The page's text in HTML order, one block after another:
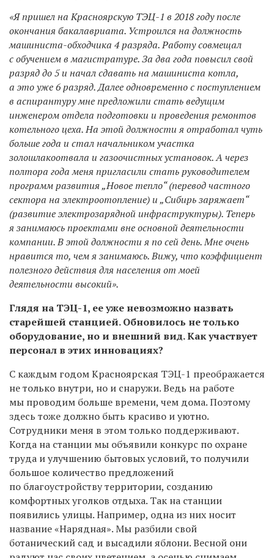
«Я пришел на Красноярскую ТЭЦ-1 в 2018 году после
окончания бакалавриата. Устроился на должность
машиниста-обходчика 4 разряда. Работу совмещал
с обучением в магистратуре. За два года повысил свой
разряд до 5 и начал сдавать на машиниста котла,
а это уже 6 разряд. Далее одновременно с поступлением
в аспирантуру мне предложили стать ведущим
инженером отдела подготовки и проведения ремонтов
котельного цеха. На этой должности я отработал чуть
больше года и стал начальником участка
золошлакоотвала и газоочистных установок. А через
полтора года меня пригласили стать руководителем
программ развития „Новое тепло“ (перевод частного
сектора на электроотопление) и „Сибирь заряжает“
(развитие электрозарядной инфраструктуры). Теперь
я занимаюсь проектами вне основной деятельности
компании. В этой должности я по сей день. Мне очень
нравится то, чем я занимаюсь. Вижу, что коэффициент
полезного действия для населения от моей
деятельности высокий».
Глядя на ТЭЦ-1, ее уже невозможно назвать
старейшей станцией. Обновилось не только
оборудование, но и внешний вид. Как участвует
персонал в этих инновациях?
С каждым годом Красноярская ТЭЦ-1 преображается
не только внутри, но и снаружи. Ведь на работе
мы проводим больше времени, чем дома. Поэтому
здесь тоже должно быть красиво и уютно.
Сотрудники меня в этом только поддерживают.
Когда на станции мы объявили конкурс по охране
труда и улучшению бытовых условий, то получили
большое количество предложений
по благоустройству территории, созданию
комфортных уголков отдыха. Так на станции
появились улицы. Например, одна из них носит
название «Нарядная». Мы разбили свой
ботанический сад и высадили яблони. Весной они